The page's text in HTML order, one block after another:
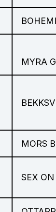
MYRA
MORS
SEX